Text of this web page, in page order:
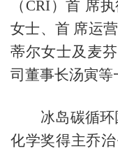
（CRI）首 席
女士、首 席运
蒂尔女士及 麦
司董事长汤寅等
冰岛碳循
化学奖得主乔